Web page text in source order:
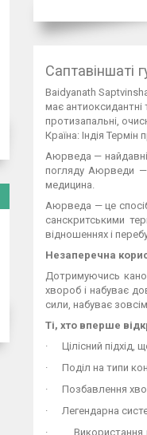
Саптавіншаті
Baidyanath
має антиоксидантні
протизапальні,
Країна: Індія Термін
Аюрведа —
погляду Аюрведи —
медицина.
Аюрведа — це
санскритськими
відношеннях і
Незаперечна
Дотримуючись
хвороб і набуває
сили, набуває
Ті, хто вперше
·
Цілісний
·
Поділ на типи
·
Позбавлення
·
Легендарна
·
Використання